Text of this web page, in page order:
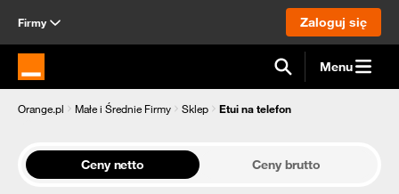
Firmy Zaloguj się
Strona główna Orange.pl Menu
Orange.pl Małe i Średnie Firmy Sklep Etui na telefon
Ceny netto Ceny brutto